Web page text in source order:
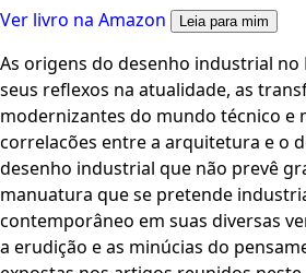
Ver livro na Amazon Leia para mim
As origens do desenho industrial no
seus reflexos na atualidade, as
modernizantes do mundo técnico e
correlacões entre a arquitetura e o
desenho industrial que não prevê
manuatura que se pretende
contemporâneo em suas diversas
a erudição e as minúcias do